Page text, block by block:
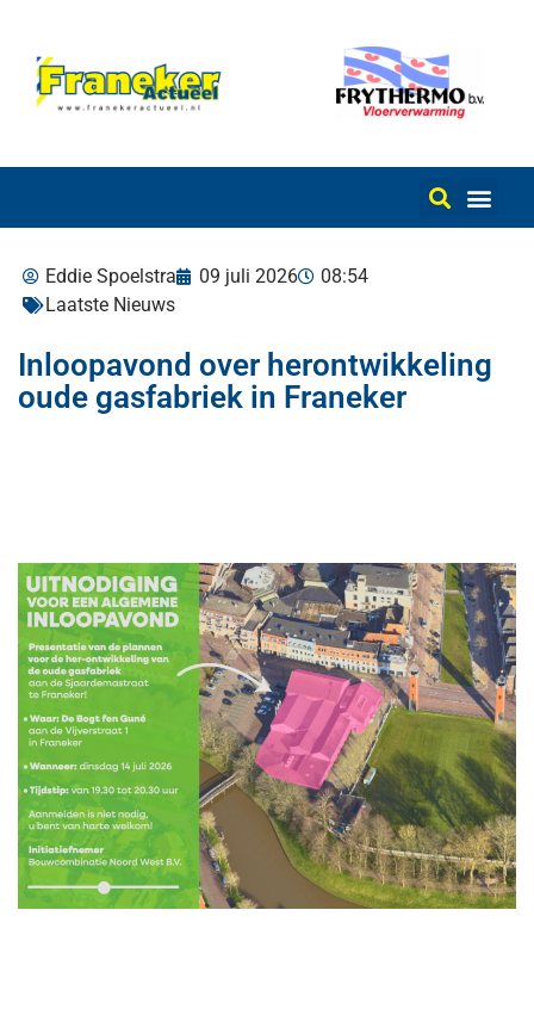
Eddie Spoelstra 09 juli 2026
08:54
Laatste Nieuws
Inloopavond over herontwikkeling
oude gasfabriek in Franeker